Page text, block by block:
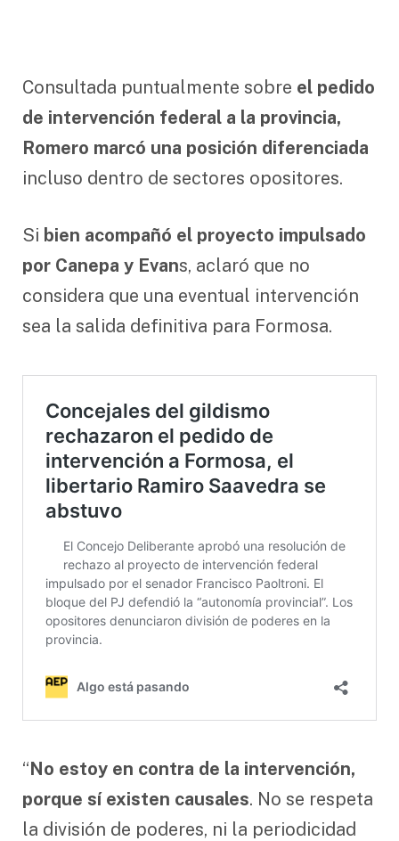
Consultada puntualmente sobre el pedido
de intervención federal a la provincia,
Romero marcó una posición diferenciada
incluso dentro de sectores opositores.
Si bien acompañó el proyecto impulsado
por Canepa y Evans, aclaró que no
considera que una eventual intervención
sea la salida definitiva para Formosa.
“No estoy en contra de la intervención,
porque sí existen causales. No se respeta
la división de poderes, ni la periodicidad